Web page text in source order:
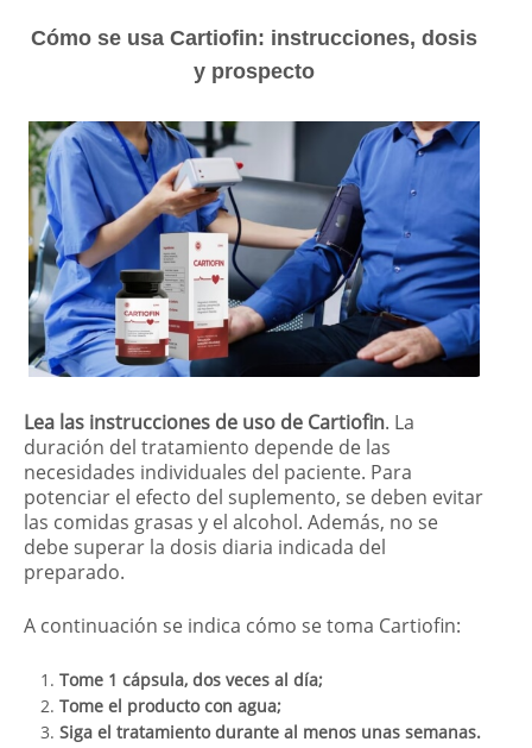
Cómo se usa Cartiofin: instrucciones, dosis
y prospecto
Lea las instrucciones de uso de Cartiofin. La
duración del tratamiento depende de las
necesidades individuales del paciente. Para
potenciar el efecto del suplemento, se deben evitar
las comidas grasas y el alcohol. Además, no se
debe superar la dosis diaria indicada del
preparado.
A continuación se indica cómo se toma Cartiofin:
Tome 1 cápsula, dos veces al día;
Tome el producto con agua;
Siga el tratamiento durante al menos unas semanas.